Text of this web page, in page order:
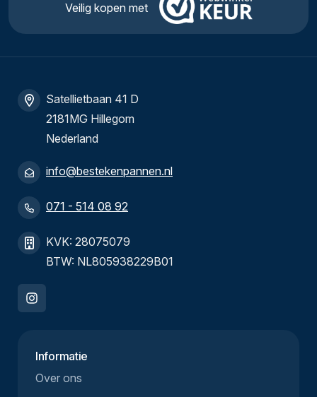
Veilig kopen met
Satellietbaan 41 D
2181MG Hillegom
Nederland
info@bestekenpannen.nl
071 - 514 08 92
KVK: 28075079
BTW: NL805938229B01
Informatie
Over ons